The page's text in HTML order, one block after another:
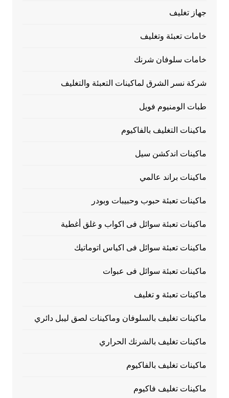
جهاز تغليف
خامات تعبئة وتغليف
خامات سلوفان شرنك
شركة نسر الشرق لماكينات التعبئة والتغليف
طبات الومنيوم فويل
ماكينات التغليف بالفاكيوم
ماكينات اندكشن سيل
ماكينات براند عالمي
ماكينات تعبئة حبوب وحبيبات وبودر
ماكينات تعبئة سوائل فى اكواب و غلق أغطية
ماكينات تعبئة سوائل فى اكياس اتوماتيك
ماكينات تعبئة سوائل فى عبوات
ماكينات تعبئة و تغليف
ماكينات تغليف بالسلوفان وماكينات لصق ليبل دائري
ماكينات تغليف بالشرنك الحراري
ماكينات تغليف بالفاكيوم
ماكينات تغليف فاكيوم